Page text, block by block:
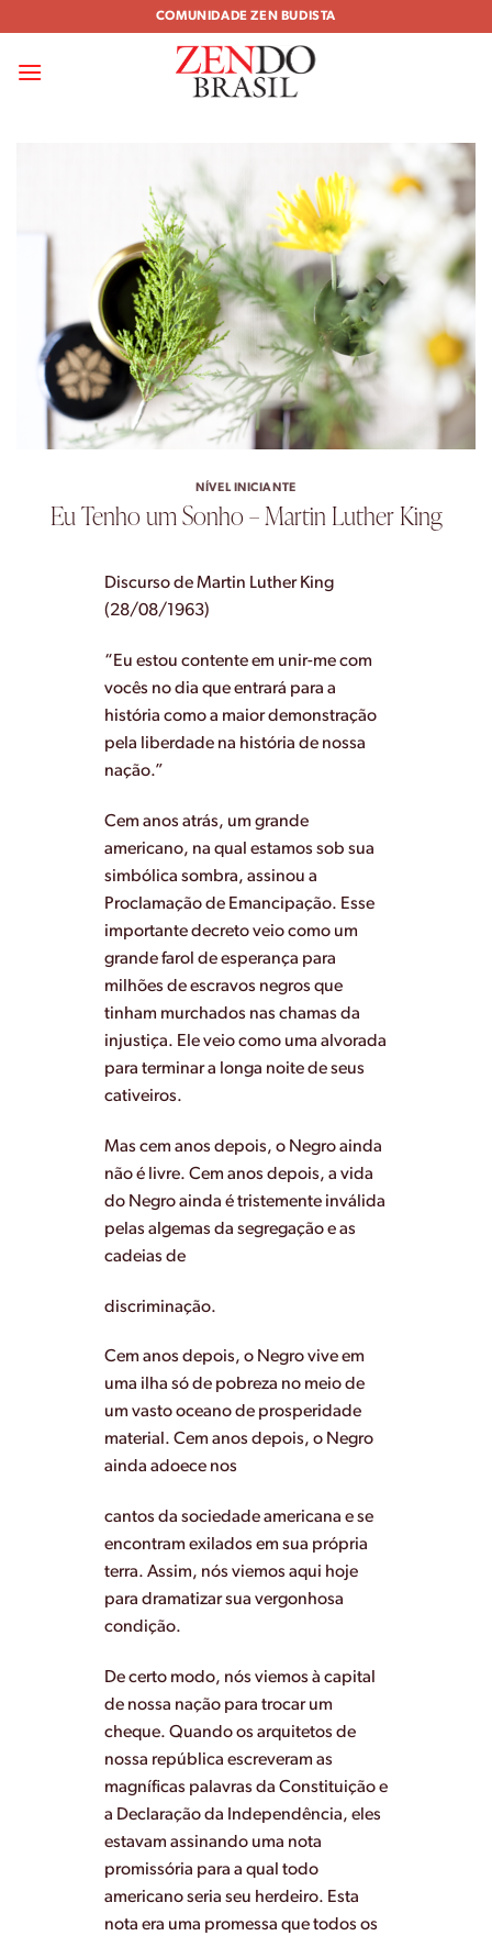
content
COMUNIDADE ZEN BUDISTA
NÍVEL INICIANTE
Eu Tenho um Sonho – Martin Luther King
Discurso de Martin Luther King
(28/08/1963)
“Eu estou contente em unir-me com
vocês no dia que entrará para a
história como a maior demonstração
pela liberdade na história de nossa
nação.”
Cem anos atrás, um grande
americano, na qual estamos sob sua
simbólica sombra, assinou a
Proclamação de Emancipação. Esse
importante decreto veio como um
grande farol de esperança para
milhões de escravos negros que
tinham murchados nas chamas da
injustiça. Ele veio como uma alvorada
para terminar a longa noite de seus
cativeiros.
Mas cem anos depois, o Negro ainda
não é livre. Cem anos depois, a vida
do Negro ainda é tristemente inválida
pelas algemas da segregação e as
cadeias de
discriminação.
Cem anos depois, o Negro vive em
uma ilha só de pobreza no meio de
um vasto oceano de prosperidade
material. Cem anos depois, o Negro
ainda adoece nos
cantos da sociedade americana e se
encontram exilados em sua própria
terra. Assim, nós viemos aqui hoje
para dramatizar sua vergonhosa
condição.
De certo modo, nós viemos à capital
de nossa nação para trocar um
cheque. Quando os arquitetos de
nossa república escreveram as
magníficas palavras da Constituição e
a Declaração da Independência, eles
estavam assinando uma nota
promissória para a qual todo
americano seria seu herdeiro. Esta
nota era uma promessa que todos os